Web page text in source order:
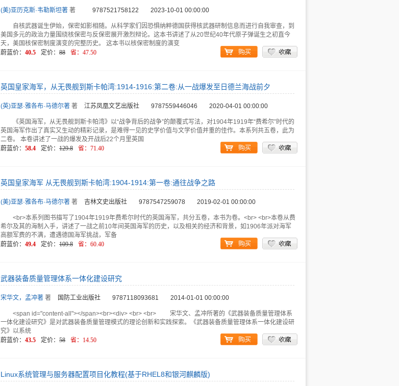
(美)亚历克斯·韦勒斯坦著 著 9787521758122 2023-10-01 00:00:00
自核武器诞生伊始，保密如影相随。从科学家们因恐惧纳粹德国获得核武器研制信息而进行自我审查，到
美国多元的政治力量围绕核保密与反保密展开激烈辩论。这本书讲述了从20世纪40年代原子弹诞生之初直今
天，美国核保密制度演变的完整历史。 这本书以核保密制度的演变
蔚蓝价： 40.5 定价： 88 省： 47.50
英国皇家海军，从无畏舰到斯卡帕湾:1914-1916:第二卷:从一战爆发至日德兰海战前夕
(英)亚瑟·雅各布·马德尔著 著 江苏凤凰文艺出版社 9787559446046 2020-04-01 00:00:00
《英国海军，从无畏舰到斯卡帕湾》以“战争背后的战争”的颠覆式写法，对1904年1919年“费希尔”时代的
英国海军作出了真实又生动的精彩记录，是难得一见的史学价值与文学价值并重的佳作。本系列共五卷，此为
二卷。 本卷讲述了一战的爆发及开战后22个月里英国
蔚蓝价： 58.4 定价： 129.8 省： 71.40
英国皇家海军 从无畏舰到斯卡帕湾:1904-1914:第一卷:通往战争之路
(美)亚瑟·雅各布·马德尔著 著 吉林文史出版社 9787547259078 2019-02-01 00:00:00
<br>本系列图书描写了1904年1919年费希尔时代的英国海军，共分五卷，本书为卷。<br> <br>本卷从费
希尔及其的海制入手，讲述了一战之前10年间英国海军的历史，以及相关的经济和背景，如1906年派对海军
高额军费的不满，遭遇德国海军挑战，军备
蔚蓝价： 49.4 定价： 109.8 省： 60.40
武器装备质量管理体系一体化建设研究
宋华文，孟冲著 著 国防工业出版社 9787118093681 2014-01-01 00:00:00
<span id="content-all"></span><br><div> <br> <br> 宋华文、孟冲所著的《武器装备质量管理体系
一体化建设研究》是对武器装备质量管理模式的理论创新和实践探索。《武器装备质量管理体系一体化建设研
究》以系统
蔚蓝价： 43.5 定价： 58 省： 14.50
Linux系统管理与服务器配置项目化教程(基于RHEL8和银河麒麟版)